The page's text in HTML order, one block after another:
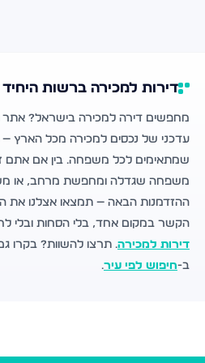
דירות למכירה ברשות היחיד
מחפשים דירה למכירה בישראל? אתר
עדכני של נכסים למכירה מכל הארץ —
שמתאימים לכל משפחה. בין אם אתם
משפחה שגדלה ומחפשת מרחב, או
ההזדמנות הבאה — תמצאו אצלנו את
הקשר במקום אחד, בלי הסחות ובלי
דירות למכירה. תרצו להשוות? בקרו
ב-חיפוש לפי עיר.